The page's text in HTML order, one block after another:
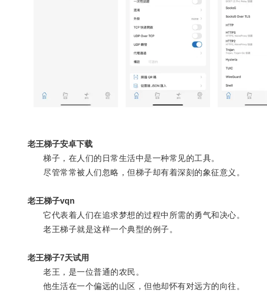
老王梯子安卓下载
梯子，在人们的日常生活中是一种常见的工具。
尽管常常被人们忽略，但梯子却有着深刻的象征意义。
老王梯子vqn
它代表着人们在追求梦想的过程中所需的勇气和决心。
老王梯子就是这样一个典型的例子。
老王梯子7天试用
老王，是一位普通的农民。
他生活在一个偏远的山区，但他却怀有对远方的向往。